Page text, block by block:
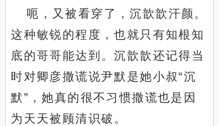
呃，又被看穿了，沉歆歆汗颜。
这种敏锐的程度，也就只有知根知
底的哥哥能达到。沉歆歆还记得当
时对卿彦撒谎说尹默是她小叔“沉
默”，她真的很不习惯撒谎也是因
为天天被顾清识破。